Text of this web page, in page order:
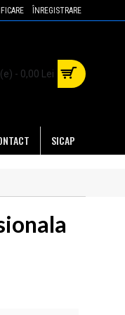
ÎNREGISTRARE
- 0,00 Lei
SICAP